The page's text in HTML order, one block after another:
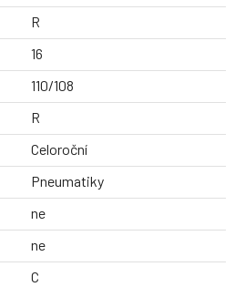
R
16
110/108
R
Celoroční
Pneumatiky
ne
ne
C